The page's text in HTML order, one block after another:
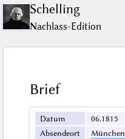
Schelling
Nachlass-Edition
Brief
Datum
06.1815
Absendeort
München